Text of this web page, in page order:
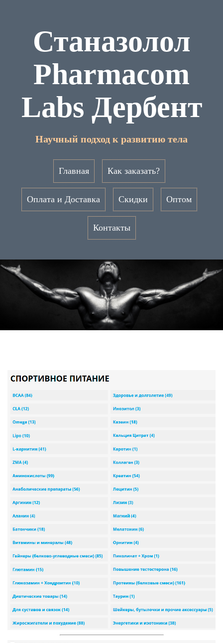
Станазолол
Pharmacom
Labs Дербент
Научный подход к развитию тела
Главная Как заказать?
Оплата и Доставка Скидки Оптом
Контакты